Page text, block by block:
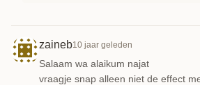
zaineb10 jaar geleden
Salaam wa alaikum najat
vraagje snap alleen niet de effect